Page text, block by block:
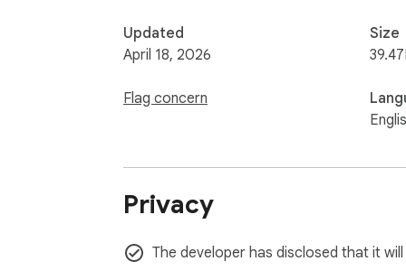
An toàn tuyệt đối: CapZ KHÔNG yêu cầu
Đừng để bức ảnh đẹp của bạn phải chờ đợi
Updated
April 18, 2026
Flag concern
Size
Privacy
The developer has disclosed that it